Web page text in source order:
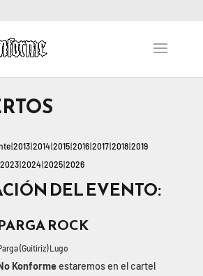
2013 2014 2015 2016 2017 2018 2019
2023 2024 2025 2026
DEL EVENTO:
ROCK
(Guitiriz) Lugo
Konformeestaremos en el cartel